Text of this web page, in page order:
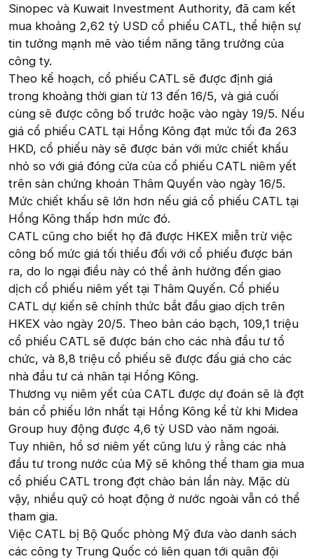
Sinopec và Kuwait Investment Authority, đã cam kết
mua khoảng 2,62 tỷ USD cổ phiếu CATL, thể hiện sự
tin tưởng mạnh mẽ vào tiềm năng tăng trưởng của
công ty.
Theo kế hoạch, cổ phiếu CATL sẽ được định giá
trong khoảng thời gian từ 13 đến 16/5, và giá cuối
cùng sẽ được công bố trước hoặc vào ngày 19/5. Nếu
giá cổ phiếu CATL tại Hồng Kông đạt mức tối đa 263
HKD, cổ phiếu này sẽ được bán với mức chiết khấu
nhỏ so với giá đóng cửa của cổ phiếu CATL niêm yết
trên sàn chứng khoán Thâm Quyến vào ngày 16/5.
Mức chiết khấu sẽ lớn hơn nếu giá cổ phiếu CATL tại
Hồng Kông thấp hơn mức đó.
CATL cũng cho biết họ đã được HKEX miễn trừ việc
công bố mức giá tối thiểu đối với cổ phiếu được bán
ra, do lo ngại điều này có thể ảnh hưởng đến giao
dịch cổ phiếu niêm yết tại Thâm Quyến. Cổ phiếu
CATL dự kiến sẽ chính thức bắt đầu giao dịch trên
HKEX vào ngày 20/5. Theo bản cáo bạch, 109,1 triệu
cổ phiếu CATL sẽ được bán cho các nhà đầu tư tổ
chức, và 8,8 triệu cổ phiếu sẽ được đấu giá cho các
nhà đầu tư cá nhân tại Hồng Kông.
Thương vụ niêm yết của CATL được dự đoán sẽ là đợt
bán cổ phiếu lớn nhất tại Hồng Kông kể từ khi Midea
Group huy động được 4,6 tỷ USD vào năm ngoái.
Tuy nhiên, hồ sơ niêm yết cũng lưu ý rằng các nhà
đầu tư trong nước của Mỹ sẽ không thể tham gia mua
cổ phiếu CATL trong đợt chào bán lần này. Mặc dù
vậy, nhiều quỹ có hoạt động ở nước ngoài vẫn có thể
tham gia.
Việc CATL bị Bộ Quốc phòng Mỹ đưa vào danh sách
các công ty Trung Quốc có liên quan tới quân đội